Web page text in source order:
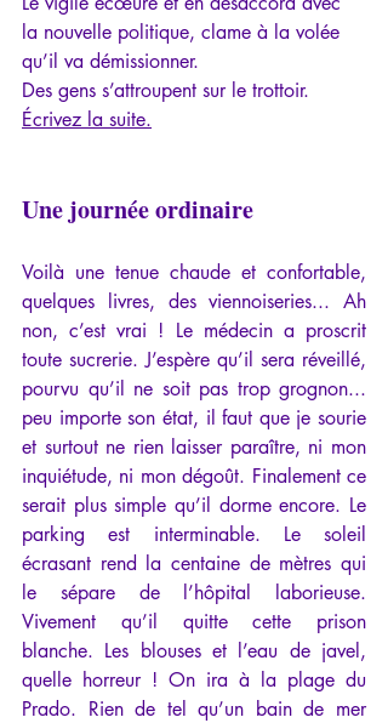
la nouvelle politique, clame à la volée
qu’il va démissionner.
Des gens s’attroupent sur le trottoir.
Écrivez la suite.
Une journée ordinaire
Voilà une tenue chaude et confortable,
quelques livres, des viennoiseries... Ah
non, c’est vrai ! Le médecin a proscrit
toute sucrerie. J’espère qu’il sera réveillé,
pourvu qu’il ne soit pas trop grognon...
peu importe son état, il faut que je sourie
et surtout ne rien laisser paraître, ni mon
inquiétude, ni mon dégoût. Finalement ce
serait plus simple qu’il dorme encore. Le
parking est interminable. Le soleil
écrasant rend la centaine de mètres qui
le sépare de l’hôpital laborieuse.
Vivement qu’il quitte cette prison
blanche. Les blouses et l’eau de javel,
quelle horreur ! On ira à la plage du
Prado. Rien de tel qu’un bain de mer